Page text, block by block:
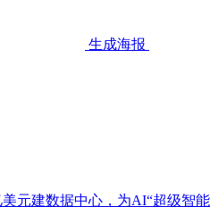
生成海报
元建数据中心，为AI“超级智